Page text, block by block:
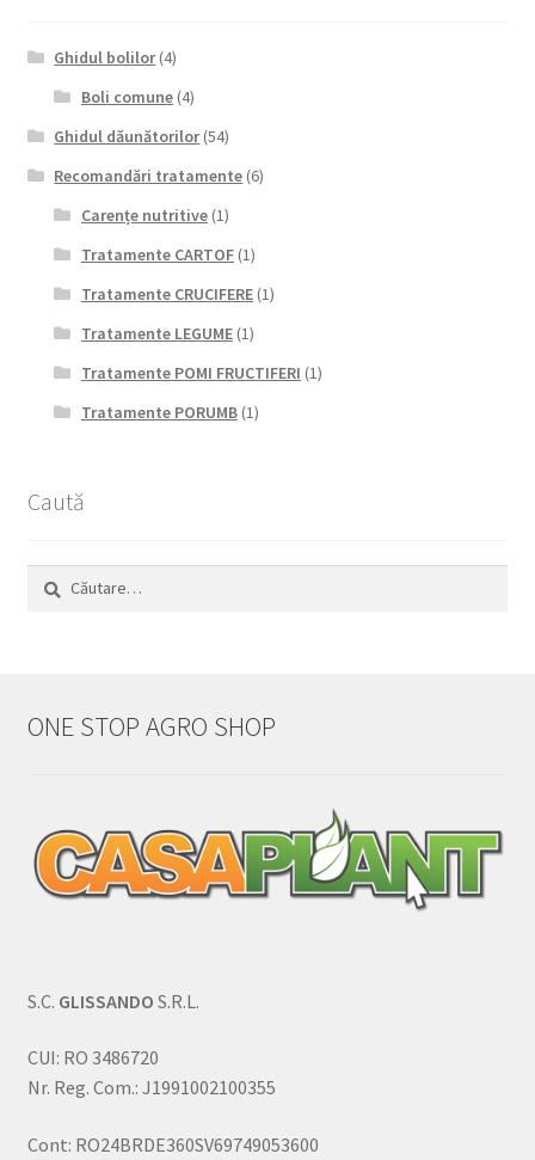
Ghidul bolilor(4)
Boli comune(4)
Ghidul dăunătorilor(54)
Recomandări tratamente (6)
Carențe nutritive(1)
Tratamente CARTOF(1)
Tratamente CRUCIFERE(1)
Tratamente LEGUME(1)
Tratamente POMI FRUCTIFERI (1)
Tratamente PORUMB(1)
Caută
Caută
ONE STOP AGRO SHOP
S.C. GLISSANDO S.R.L.
CUI: RO 3486720
Nr. Reg. Com.: J1991002100355
Cont: RO24BRDE360SV69749053600